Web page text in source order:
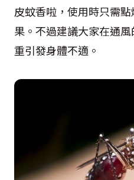
皮蚊香啦，使用時只需
果。不過建議大家在通
重引發身體不適。